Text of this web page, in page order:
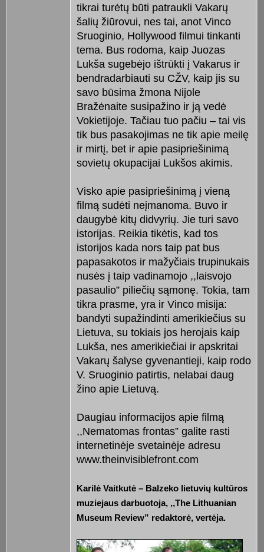
tikrai turėtų būti patraukli Vakarų
šalių žiūrovui, nes tai, anot Vinco
Sruoginio, Hollywood filmui tinkanti
tema. Bus rodoma, kaip Juozas
Lukša sugebėjo ištrūkti į Vakarus ir
bendradarbiauti su CŽV, kaip jis su
savo būsima žmona Nijole
Bražėnaite susipažino ir ją vedė
Vokietijoje. Tačiau tuo pačiu – tai vis
tik bus pasakojimas ne tik apie meilę
ir mirtį, bet ir apie pasipriešinimą
sovietų okupacijai Lukšos akimis.
Visko apie pasipriešinimą į vieną
filmą sudėti neįmanoma. Buvo ir
daugybė kitų didvyrių. Jie turi savo
istorijas. Reikia tikėtis, kad tos
istorijos kada nors taip pat bus
papasakotos ir mažyčiais trupinukais
nusės į taip vadinamojo ,,laisvojo
pasaulio” piliečių sąmonę. Tokia, tam
tikra prasme, yra ir Vinco misija:
bandyti supažindinti amerikiečius su
Lietuva, su tokiais jos herojais kaip
Lukša, nes amerikiečiai ir apskritai
Vakarų šalyse gyvenantieji, kaip rodo
V. Sruoginio patirtis, nelabai daug
žino apie Lietuvą.
Daugiau informacijos apie filmą
,,Nematomas frontas” galite rasti
internetinėje svetainėje adresu
www.theinvisiblefront.com
Karilė Vaitkutė – Balzeko lietuvių kultūros
muziejaus darbuotoja, ,,The Lithuanian
Museum Review” redaktorė, vertėja.